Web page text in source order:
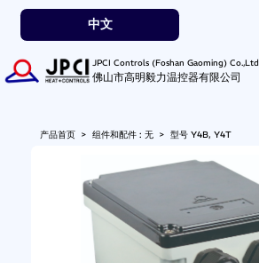
中文
JPCI Controls (Foshan Gaoming) Co.,Ltd
佛山市高明毅力温控器有限公司
产品首页> 组件和配件 : 无> 型号 Y4B, Y4T